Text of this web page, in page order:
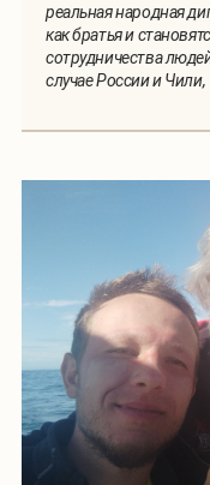
реальная народная
как братья и
сотрудничества
случае России и